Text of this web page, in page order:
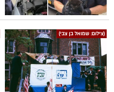
(צילום: שמואל בן צבי)